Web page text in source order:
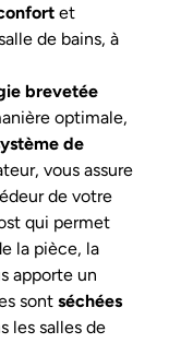
et
de bains, à
brevetée
optimale,
de
vous assure
de votre
qui permet
la pièce, la
apporte un
sont séchées
les salles de